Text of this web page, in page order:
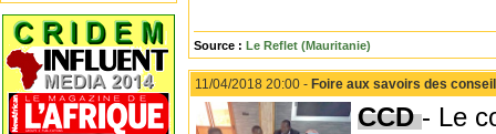
Source : Le Reflet (Mauritanie)
11/04/2018 20:00 - Foire aux savoirs des
CCD- Le